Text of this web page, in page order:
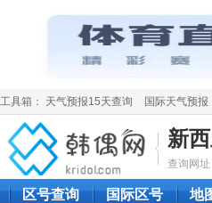
工具箱： 天气预报15天查询 国际天气预报
新
查询网
区号查询 国际区号 地